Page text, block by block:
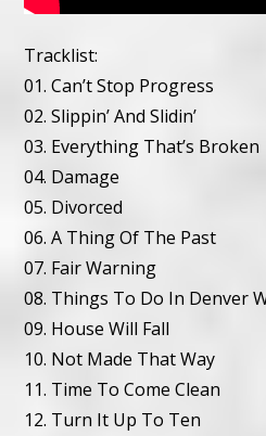
Tracklist:
01. Can’t Stop Progress
02. Slippin’ And Slidin’
03. Everything That’s Broken
04. Damage
05. Divorced
06. A Thing Of The Past
07. Fair Warning
08. Things To Do In Denver
09. House Will Fall
10. Not Made That Way
11. Time To Come Clean
12. Turn It Up To Ten